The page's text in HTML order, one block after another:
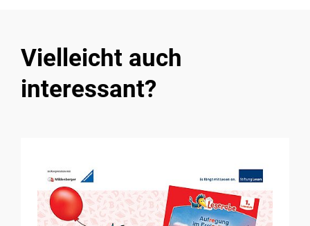
Vielleicht auch
interessant?